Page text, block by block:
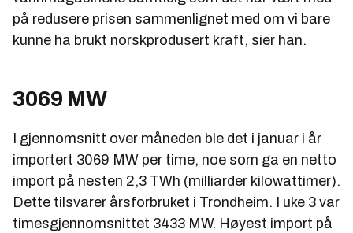
på redusere prisen sammenlignet med om vi bare
kunne ha brukt norskprodusert kraft, sier han.
3069 MW
I gjennomsnitt over måneden ble det i januar i år
importert 3069 MW per time, noe som ga en netto
import på nesten 2,3 TWh (milliarder kilowattimer).
Dette tilsvarer årsforbruket i Trondheim. I uke 3 var
timesgjennomsnittet 3433 MW. Høyest import på